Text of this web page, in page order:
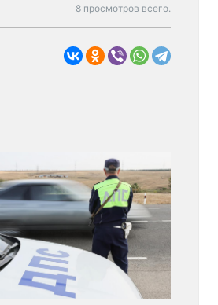
8 просмотров всего.